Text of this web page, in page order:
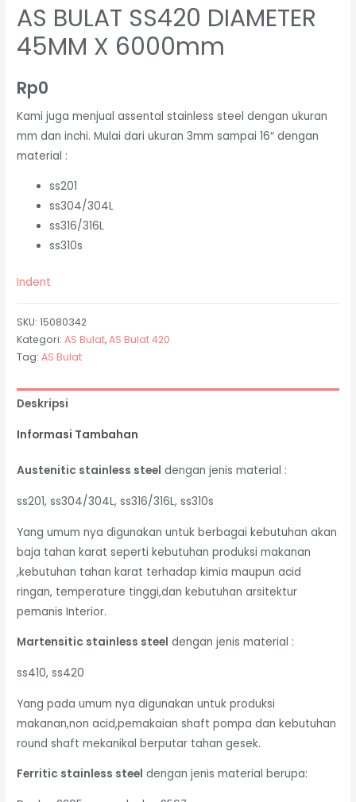
AS BULAT SS420 DIAMETER
45MM X 6000mm
Rp0
Kami juga menjual assental stainless steel dengan ukuran
mm dan inchi. Mulai dari ukuran 3mm sampai 16″ dengan
material :
ss201
ss304/304L
ss316/316L
ss310s
Indent
SKU:15080342
Kategori:AS Bulat,AS Bulat 420
Tag:AS Bulat
Deskripsi
Informasi Tambahan
Austenitic stainless steel dengan jenis material :
ss201, ss304/304L, ss316/316L, ss310s
Yang umum nya digunakan untuk berbagai kebutuhan akan
baja tahan karat seperti kebutuhan produksi makanan
,kebutuhan tahan karat terhadap kimia maupun acid
ringan, temperature tinggi,dan kebutuhan arsitektur
pemanis Interior.
Martensitic stainless steel dengan jenis material :
ss410, ss420
Yang pada umum nya digunakan untuk produksi
makanan,non acid,pemakaian shaft pompa dan kebutuhan
round shaft mekanikal berputar tahan gesek.
Ferritic stainless steel dengan jenis material berupa: